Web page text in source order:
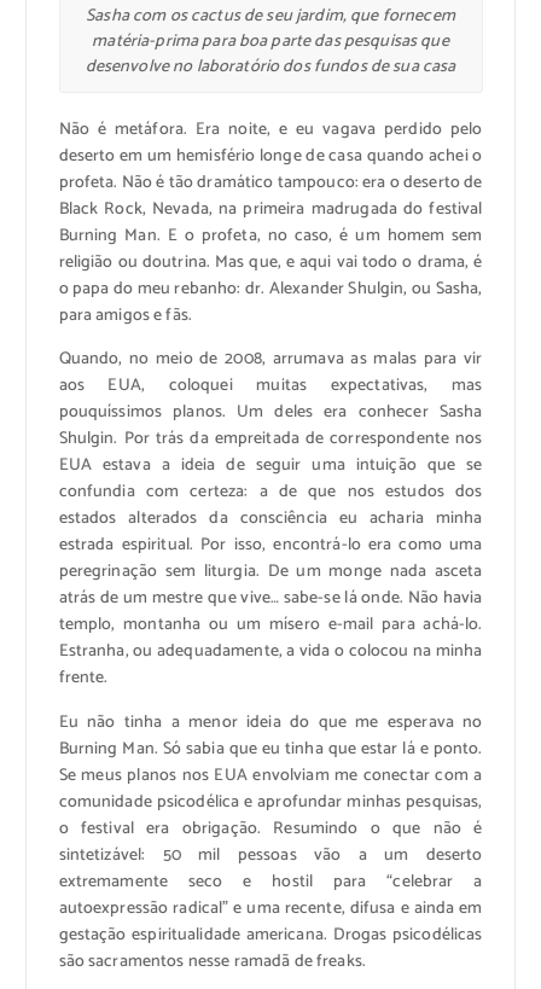
Sasha com os cactus de seu jardim, que fornecem
matéria-prima para boa parte das pesquisas que
desenvolve no laboratório dos fundos de sua casa
Não é metáfora. Era noite, e eu vagava perdido pelo
deserto em um hemisfério longe de casa quando achei o
profeta. Não é tão dramático tampouco: era o deserto de
Black Rock, Nevada, na primeira madrugada do festival
Burning Man. E o profeta, no caso, é um homem sem
religião ou doutrina. Mas que, e aqui vai todo o drama, é
o papa do meu rebanho: dr. Alexander Shulgin, ou Sasha,
para amigos e fãs.
Quando, no meio de 2008, arrumava as malas para vir
aos EUA, coloquei muitas expectativas, mas
pouquíssimos planos. Um deles era conhecer Sasha
Shulgin. Por trás da empreitada de correspondente nos
EUA estava a ideia de seguir uma intuição que se
confundia com certeza: a de que nos estudos dos
estados alterados da consciência eu acharia minha
estrada espiritual. Por isso, encontrá-lo era como uma
peregrinação sem liturgia. De um monge nada asceta
atrás de um mestre que vive… sabe-se lá onde. Não havia
templo, montanha ou um mísero e-mail para achá-lo.
Estranha, ou adequadamente, a vida o colocou na minha
frente.
Eu não tinha a menor ideia do que me esperava no
Burning Man. Só sabia que eu tinha que estar lá e ponto.
Se meus planos nos EUA envolviam me conectar com a
comunidade psicodélica e aprofundar minhas pesquisas,
o festival era obrigação. Resumindo o que não é
sintetizável: 50 mil pessoas vão a um deserto
extremamente seco e hostil para “celebrar a
autoexpressão radical” e uma recente, difusa e ainda em
gestação espiritualidade americana. Drogas psicodélicas
são sacramentos nesse ramadã de freaks.